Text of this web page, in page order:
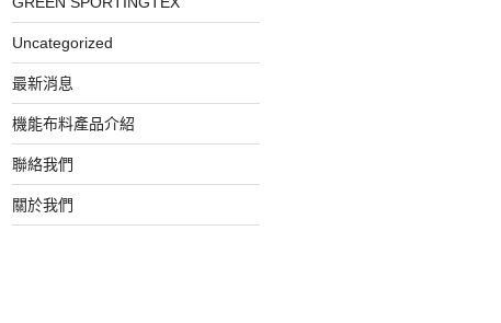
Uncategorized
最新消息
機能布料產品介紹
聯絡我們
關於我們